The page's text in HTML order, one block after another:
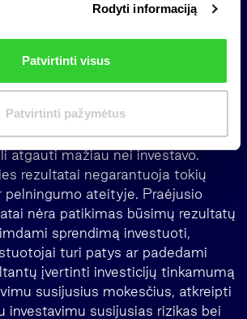
Rodyti informaciją
Patvirtinti visus
Patvirtinti pažymėtus
investavimo subjekto
rengiamas atsižvelgiant į bet kokių
investuotojų investavimo
situaciją ar poreikius.
prisiima su investavimu
vertė gali ir kilti, ir kristi,
atgauti mažiau nei investavo.
rezultatai negarantuoja tokių
pelningumo ateityje. Praėjusio
nėra patikimas būsimų rezultatų
sprendimą investuoti,
turi patys ar padedami
įvertinti investicijų tinkamumą
susijusius mokesčius, atkreipti
investavimu susijusias rizikas bei